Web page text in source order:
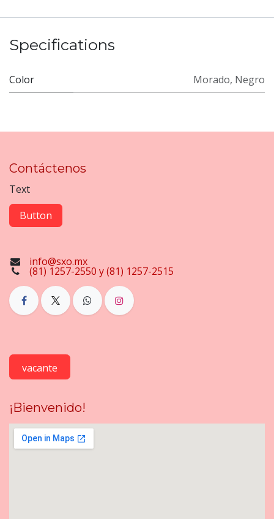
Specifications
Color Morado, Negro
Contáctenos
Text
Button
info@sxo.mx
(81) 1257-2550 y (81) 1257-2515
vacante
¡Bienvenido!